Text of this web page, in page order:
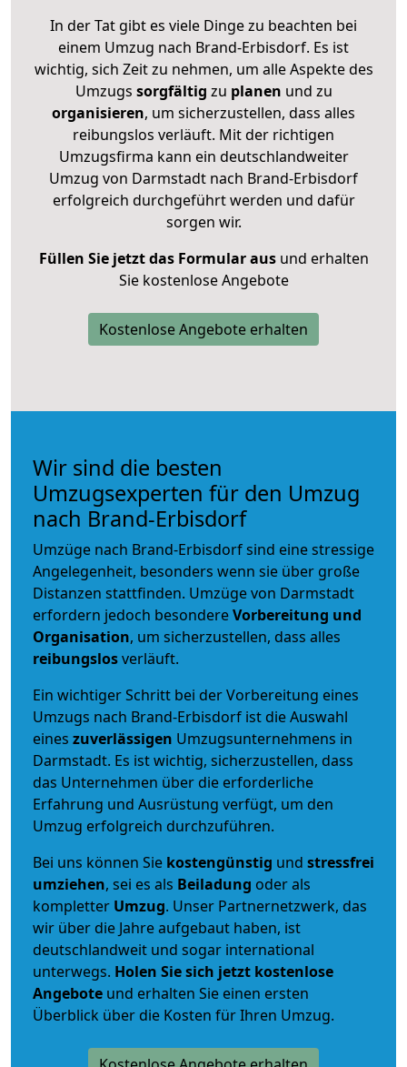
In der Tat gibt es viele Dinge zu beachten bei
einem Umzug nach Brand-Erbisdorf. Es ist
wichtig, sich Zeit zu nehmen, um alle Aspekte des
Umzugs sorgfältig zu planen und zu
organisieren, um sicherzustellen, dass alles
reibungslos verläuft. Mit der richtigen
Umzugsfirma kann ein deutschlandweiter
Umzug von Darmstadt nach Brand-Erbisdorf
erfolgreich durchgeführt werden und dafür
sorgen wir.
Füllen Sie jetzt das Formular ausund erhalten
Sie kostenlose Angebote
Kostenlose Angebote erhalten
Wir sind die besten
Umzugsexperten für den Umzug
nach Brand-Erbisdorf
Umzüge nach Brand-Erbisdorf sind eine stressige
Angelegenheit, besonders wenn sie über große
Distanzen stattfinden. Umzüge von Darmstadt
erfordern jedoch besondereVorbereitung und
Organisation, um sicherzustellen, dass alles
reibungslosverläuft.
Ein wichtiger Schritt bei der Vorbereitung eines
Umzugs nach Brand-Erbisdorf ist die Auswahl
eines zuverlässigen Umzugsunternehmens in
Darmstadt. Es ist wichtig, sicherzustellen, dass
das Unternehmen über die erforderliche
Erfahrung und Ausrüstung verfügt, um den
Umzug erfolgreich durchzuführen.
Bei uns können Sie kostengünstig und stressfrei
umziehen, sei es als Beiladung oder als
kompletter Umzug. Unser Partnernetzwerk, das
wir über die Jahre aufgebaut haben, ist
deutschlandweit und sogar international
unterwegs. Holen Sie sich jetzt kostenlose
Angebote und erhalten Sie einen ersten
Überblick über die Kosten für Ihren Umzug.